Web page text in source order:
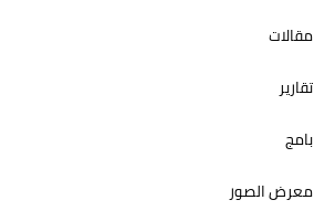
مقالات
تقارير
بامج
معرض الصور